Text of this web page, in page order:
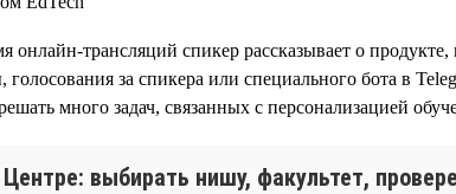
трансляций спикер рассказывает о продукте,
за спикера или специального бота в
много задач, связанных с персонализацией
выбирать нишу, факультет,